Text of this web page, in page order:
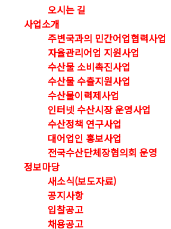
오시는 길
사업소개
주변국과의 민간어업협력사업
자율관리어업 지원사업
수산물 소비촉진사업
수산물 수출지원사업
수산물이력제사업
인터넷 수산시장 운영사업
수산정책 연구사업
대어업인 홍보사업
전국수산단체장협의회 운영
정보마당
새소식(보도자료)
공지사항
입찰공고
채용공고